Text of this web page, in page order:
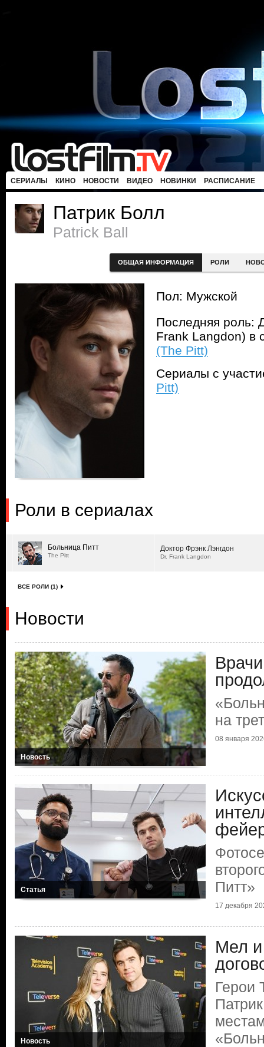
СЕРИАЛЫ КИНО НОВОСТИ ВИДЕО НОВИНКИ РАСПИСАНИЕ
Патрик Болл
Patrick Ball
ОБЩАЯ ИНФОРМАЦИЯ РОЛИ
Пол: Мужской
Последняя роль:
Frank Langdon) в
(The Pitt)
Сериалы с
Pitt)
Роли в сериалах
Больница Питт
The Pitt
Доктор Фрэнк Лэнгдон
Dr. Frank Langdon
ВСЕ РОЛИ (1)
Новости
Новость
на
08 января
Статья
Питт»
17 декабря
Новость
Мел
Герои